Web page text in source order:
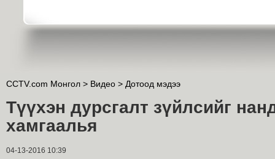
CCTV.com Монгол > Видео > Дотоод мэдээ
Түүхэн дурсгалт зүйлсийг
хамгаалья
04-13-2016 10:39